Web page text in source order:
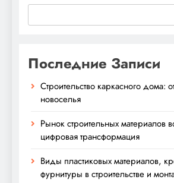
Последние Записи
Строительство каркасного дома:
новоселья
Рынок строительных материалов
цифровая трансформация
Виды пластиковых материалов,
фурнитуры в строительстве и